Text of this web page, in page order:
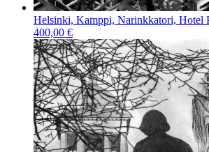
Helsinki, Kamppi, Narinkkatori, Hotel
400,00 €